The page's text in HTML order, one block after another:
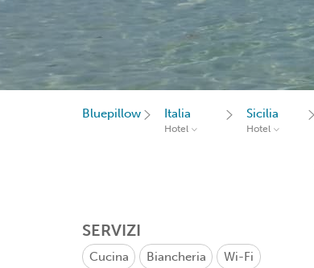
Bluepillow Italia
Hotel
Sicilia
Hotel
SERVIZI
Cucina Biancheria Wi-Fi